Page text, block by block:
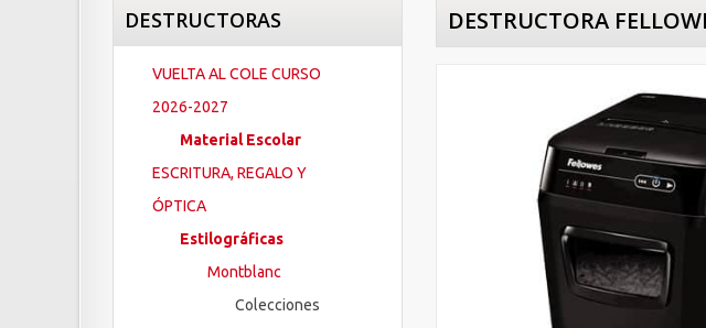
DESTRUCTORAS
VUELTA AL COLE CURSO
2026-2027
Material Escolar
ESCRITURA, REGALO Y
ÓPTICA
Estilográficas
Montblanc
Colecciones
DESTRUCTORA